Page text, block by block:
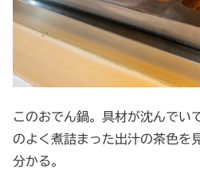
このおでん鍋。具材が沈んでい
のよく煮詰まった出汁の茶色を
分かる。